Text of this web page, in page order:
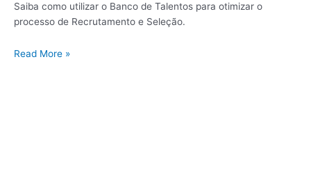
Saiba como utilizar o Banco de Talentos para otimizar o
processo de Recrutamento e Seleção.
Read More »